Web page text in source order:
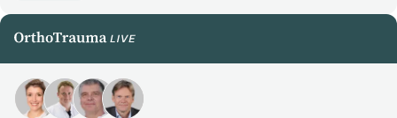
OrthoTraumaLive